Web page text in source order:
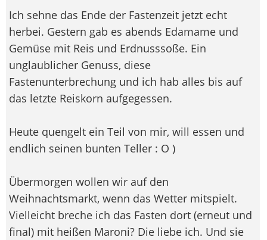
Ich sehne das Ende der Fastenzeit jetzt echt
herbei. Gestern gab es abends Edamame und
Gemüse mit Reis und Erdnusssoße. Ein
unglaublicher Genuss, diese
Fastenunterbrechung und ich hab alles bis auf
das letzte Reiskorn aufgegessen.
Heute quengelt ein Teil von mir, will essen und
endlich seinen bunten Teller : O )
Übermorgen wollen wir auf den
Weihnachtsmarkt, wenn das Wetter mitspielt.
Vielleicht breche ich das Fasten dort (erneut und
final) mit heißen Maroni? Die liebe ich. Und sie